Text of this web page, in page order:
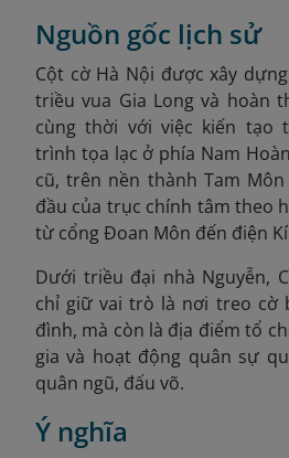
Nguồn gốc lịch sử
Cột cờ Hà Nội được xây
triều vua Gia Long và hoàn
cùng thời với việc kiến tạo
trình tọa lạc ở phía Nam
cũ, trên nền thành Tam
đầu của trục chính tâm theo
từ cổng Đoan Môn đến điện
Dưới triều đại nhà Nguyễn,
chỉ giữ vai trò là nơi treo cờ
đình, mà còn là địa điểm tổ
gia và hoạt động quân sự
quân ngũ, đấu võ.
Ý nghĩa